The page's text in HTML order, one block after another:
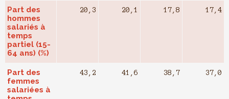
Part des
hommes
salariés à
temps
partiel (15-
64 ans) (%)
20,3 20,1 17,8 17,4
Part des
femmes
salariées à
43,2 41,6 38,7 37,0